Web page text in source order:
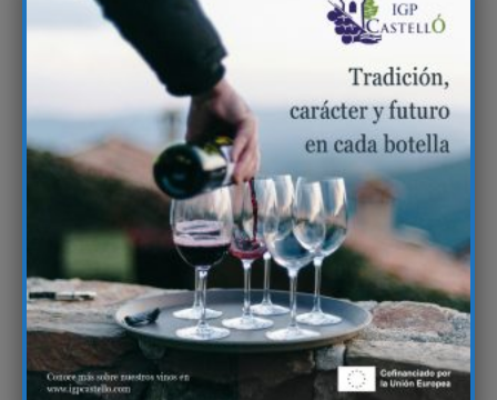
Producción limitada y
numerada
Debido a la corta cosecha, la producción también ha
sido limitada. Se han embotellado 1699 botellas de
75 ml, todas numeradas convenientemente.
Según Juan Domingo Tárrega, Columbreta se
seguirá elaborando, pero solo cuando la producción
sea de una calidad excepcional. Siguiendo esta
premisa, no se producirá todos los años. De hecho,
esta añada que se presenta ahora es la del 2018.